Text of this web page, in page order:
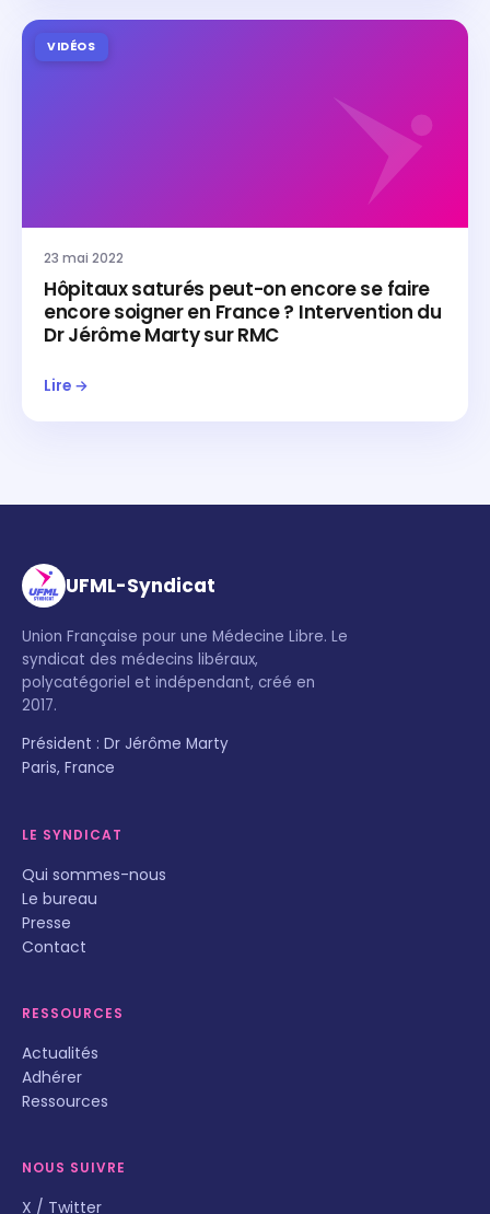
VIDÉOS
23 mai 2022
Hôpitaux saturés peut-on encore se faire
encore soigner en France ? Intervention du
Dr Jérôme Marty sur RMC
Lire →
UFML-Syndicat
Union Française pour une Médecine Libre. Le
syndicat des médecins libéraux,
polycatégoriel et indépendant, créé en
2017.
Président : Dr Jérôme Marty
Paris, France
LE SYNDICAT
Qui sommes-nous
Le bureau
Presse
Contact
RESSOURCES
Actualités
Adhérer
Ressources
NOUS SUIVRE
X / Twitter